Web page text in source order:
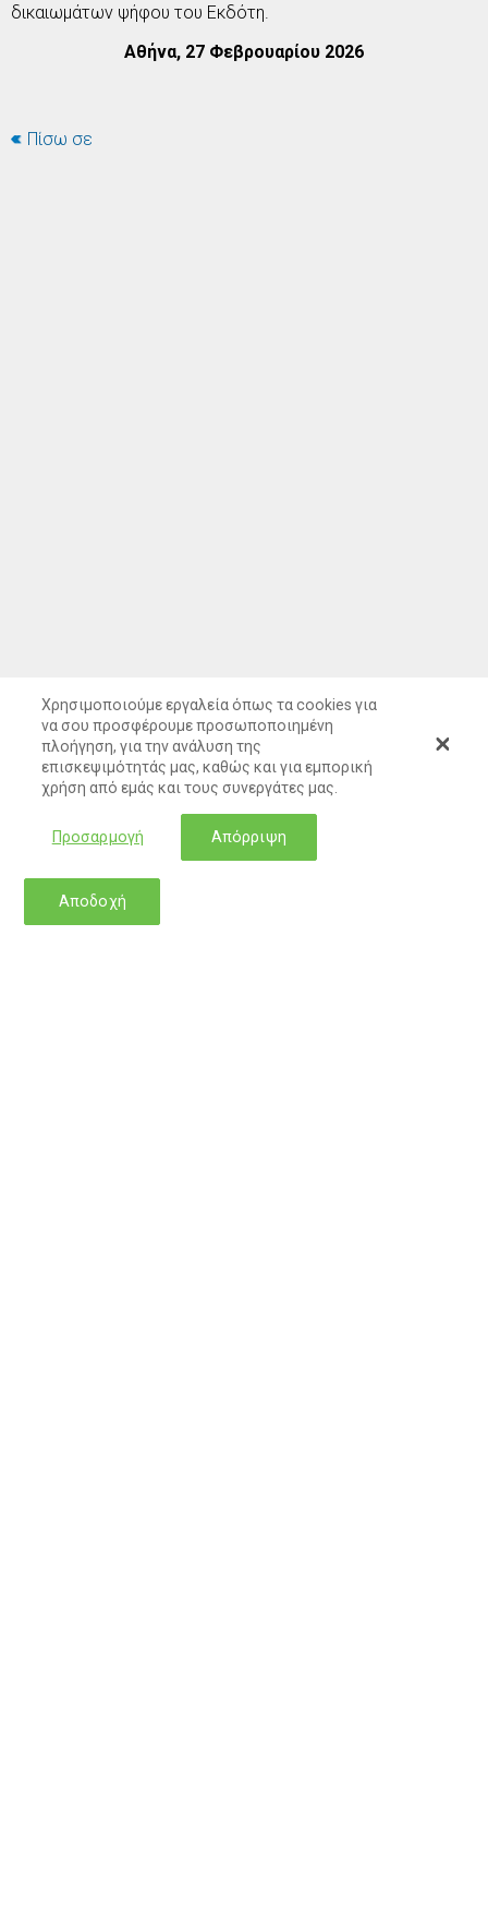
δικαιωμάτων ψήφου του Εκδότη.
Αθήνα, 27 Φεβρουαρίου 2026
Πίσω σε
Χρησιμοποιούμε εργαλεία όπως τα cookies για
να σου προσφέρουμε προσωποποιημένη
πλοήγηση, για την ανάλυση της
επισκεψιμότητάς μας, καθώς και για εμπορική
χρήση από εμάς και τους συνεργάτες μας.
Προσαρμογή Απόρριψη
Αποδοχή